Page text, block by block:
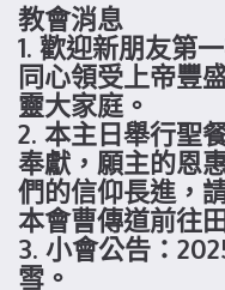
教會消息
1. 歡迎新朋友第
同心領受上帝豐
靈大家庭。
2. 本主日舉行聖
奉獻，願主的恩
們的信仰長進，
本會曹傳道前往
3. 小會公告：
雪。